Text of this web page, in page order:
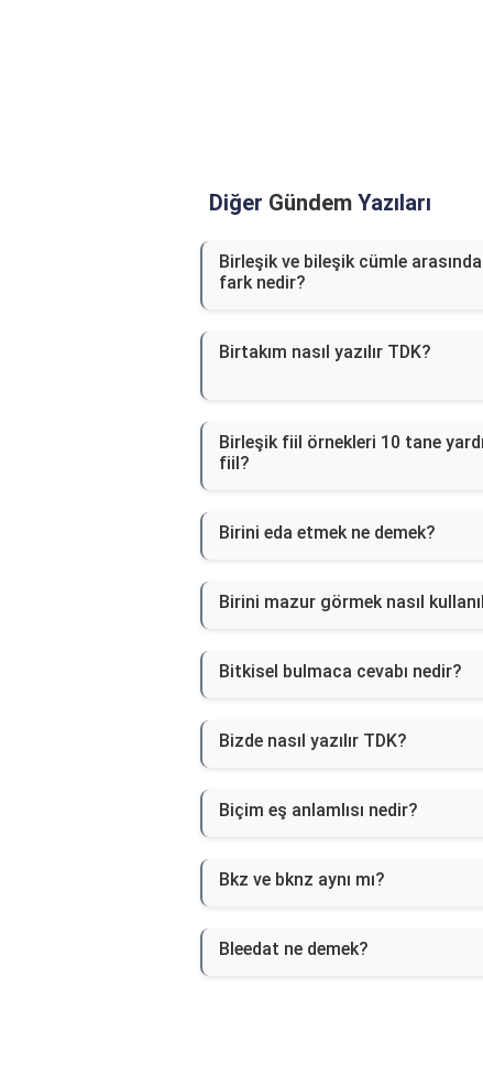
Diğer Gündem Yazıları
Birleşik ve bileşik cümle
fark nedir?
Birtakım nasıl yazılır TDK?
Birleşik fiil örnekleri 10 tane
fiil?
Birini eda etmek ne demek?
Birini mazur görmek nasıl
Bitkisel bulmaca cevabı nedir?
Bizde nasıl yazılır TDK?
Biçim eş anlamlısı nedir?
Bkz ve bknz aynı mı?
Bleedat ne demek?